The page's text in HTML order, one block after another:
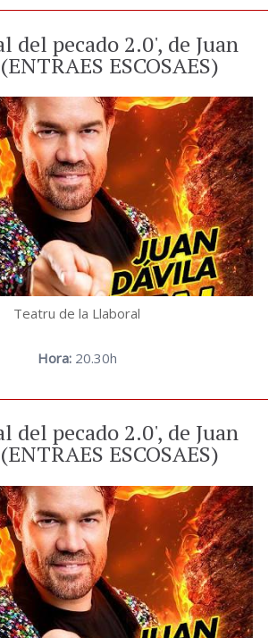
del pecado 2.0', de Juan
ESCOSAES)
Teatru de la Llaboral
Hora:20.30h
del pecado 2.0', de Juan
ESCOSAES)